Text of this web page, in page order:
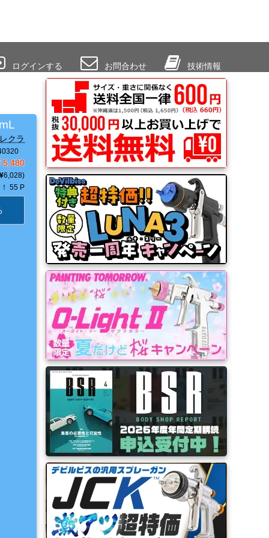
技術情報
お問合わせ
ログインする
クラ
5,480
6,028
55 P